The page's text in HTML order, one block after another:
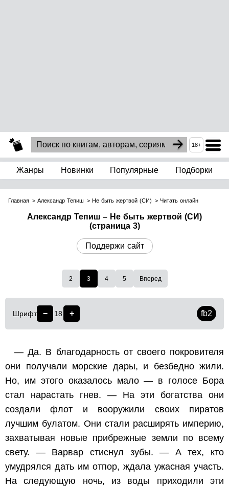
18+
Жанры Новинки Популярные Подборки
Главная Александр Тепиш Не быть жертвой (СИ) Читать онлайн
Александр Тепиш – Не быть жертвой (СИ)
(страница 3)
Поддержи сайт
2 3 4 5 Вперед
Шрифт − 18 + fb2
— Да. В благодарность от своего покровителя
они получали морские дары, и безбедно жили.
Но, им этого оказалось мало — в голосе Бора
стал нарастать гнев. — На эти богатства они
создали флот и вооружили своих пиратов
лучшим булатом. Они стали расширять империю,
захватывая новые прибрежные земли по всему
свету. — Варвар стиснул зубы. — А тех, кто
умудрялся дать им отпор, ждала ужасная участь.
На следующую ночь, из воды приходили эти